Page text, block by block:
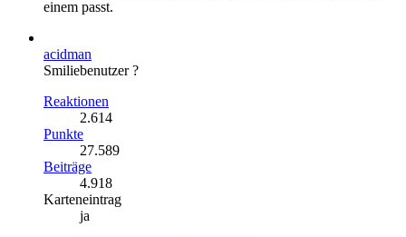
einem passt.
acidman
Smiliebenutzer ?
Reaktionen
2.614
Punkte
27.589
Beiträge
4.918
Karteneintrag
ja